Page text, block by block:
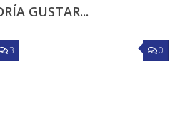
GUSTAR...
3 0